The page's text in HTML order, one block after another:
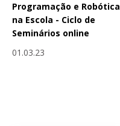
Programação e Robótica
na Escola - Ciclo de
Seminários online
01.03.23